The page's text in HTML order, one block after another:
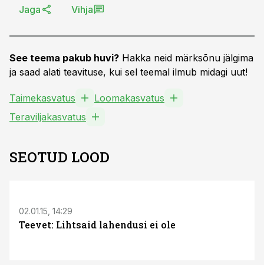
Jaga Vihja
See teema pakub huvi? Hakka neid märksõnu jälgima
ja saad alati teavituse, kui sel teemal ilmub midagi uut!
Taimekasvatus
Loomakasvatus
Teraviljakasvatus
SEOTUD LOOD
02.01.15, 14:29
Teevet: Lihtsaid lahendusi ei ole